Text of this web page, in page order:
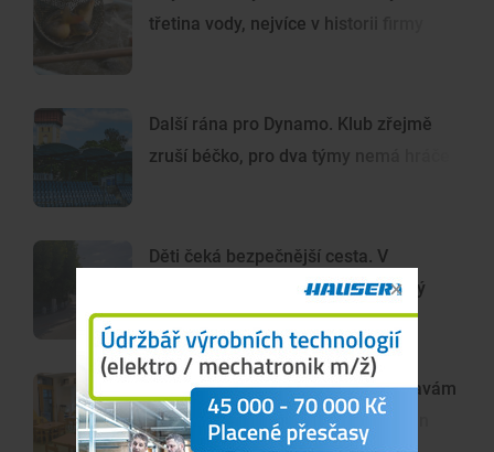
třetina vody, nejvíce v historii firmy
Další rána pro Dynamo. Klub zřejmě
zruší béčko, pro dva týmy nemá hráče
Děti čeká bezpečnější cesta. V
Kolodějích nad Lužnicí vyrostl nový
chodník
Budějce využívají prázdniny k opravám
škol, investují desítky milionů korun